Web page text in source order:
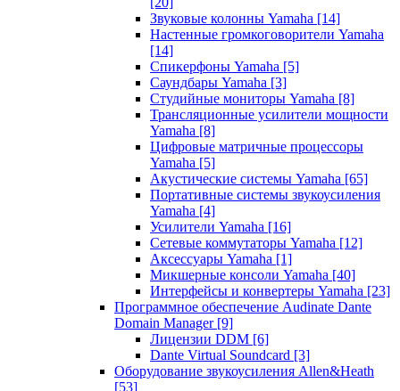
Звуковые колонны Yamaha [14]
Настенные громкоговорители Yamaha
[14]
Спикерфоны Yamaha [5]
Саундбары Yamaha [3]
Студийные мониторы Yamaha [8]
Трансляционные усилители мощности
Yamaha [8]
Цифровые матричные процессоры
Yamaha [5]
Акустические системы Yamaha [65]
Портативные системы звукоусиления
Yamaha [4]
Усилители Yamaha [16]
Сетевые коммутаторы Yamaha [12]
Аксессуары Yamaha [1]
Микшерные консоли Yamaha [40]
Интерфейсы и конвертеры Yamaha [23]
Программное обеспечение Audinate Dante
Domain Manager [9]
Лицензии DDM [6]
Dante Virtual Soundcard [3]
Оборудование звукоусиления Allen&Heath
[53]